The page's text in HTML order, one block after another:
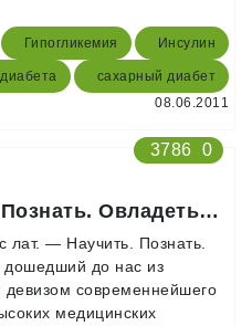
Гипогликемия Инсулин
сахарный диабет
08.06.2011
3786 0
Овладеть…
— Научить. Познать.
до нас из
девизом современнейшего
медицинских